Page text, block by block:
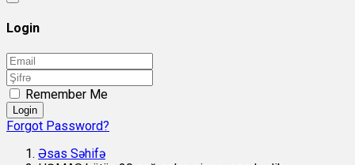
Login
Remember Me
Login
Forgot Password?
Əsas Səhifə